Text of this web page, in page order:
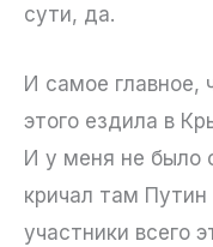
сути, да.
И самое главное,
этого ездила в
И у меня не было
кричал там Путин
участники всего